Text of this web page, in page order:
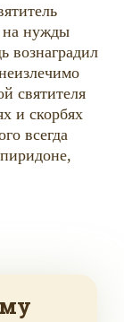
на нужды
вознаградил
святителя
и скорбях
всегда